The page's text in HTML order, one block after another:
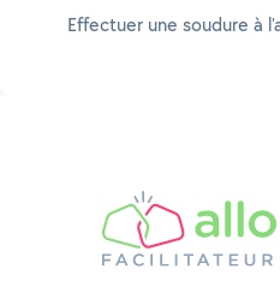
Effectuer une soudure à